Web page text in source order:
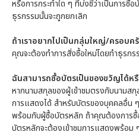
หรือการกระทำใด ๆ ที่บ่งชี้ว่าเป็นการซื้
ธุรกรรมนั้นจะถูกยกเลิก
ถ้าเราอยากไปเป็นกลุ่มใหญ่/ครอบค
คุณจะต้องทำการสั่งซื้อใหม่โดยทำธุรก
ฉันสามารถซื้อบัตรเป็นของขวัญได้ห
หากนามสกุลของผู้เข้าชมตรงกับนามส
การแสดงได้ สำหรับบัตรของบุคคลอื่น
พร้อมกับผู้ซื้อบัตรหลัก ถ้าคุณต้องการ
บัตรหลักจะต้องเข้าชมการแสดงพร้อม